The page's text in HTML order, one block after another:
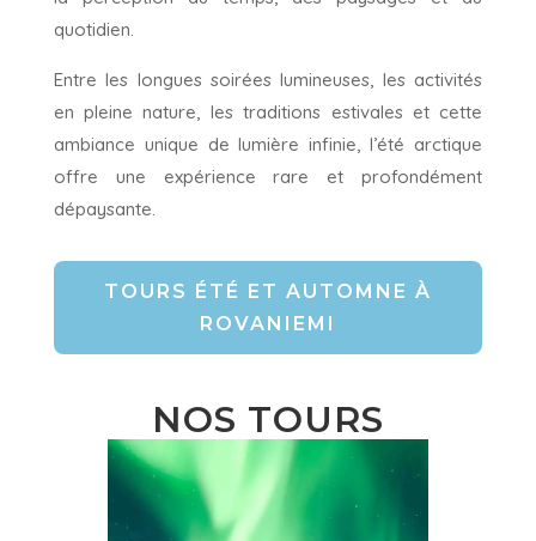
quotidien.
Entre les longues soirées lumineuses, les activités
en pleine nature, les traditions estivales et cette
ambiance unique de lumière infinie, l’été arctique
offre une expérience rare et profondément
dépaysante.
TOURS ÉTÉ ET AUTOMNE À
ROVANIEMI
NOS TOURS